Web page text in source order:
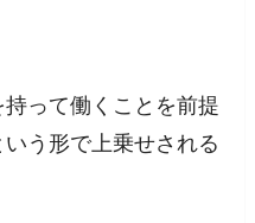
って働くことを前提
う形で上乗せされる